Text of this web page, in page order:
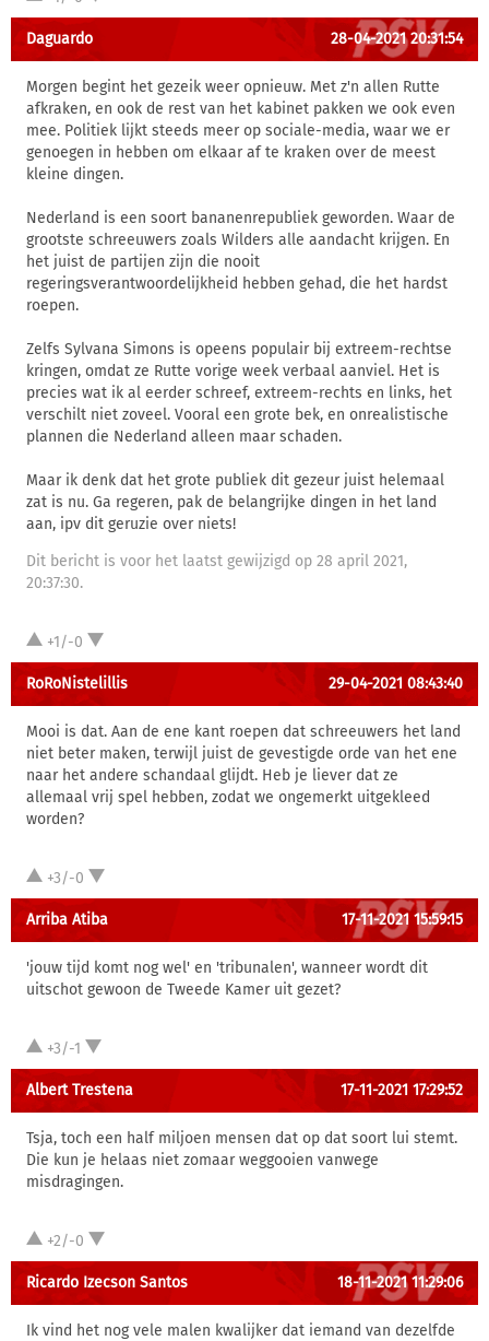
Daguardo 28-04-2021 20:31:54
Morgen begint het gezeik weer opnieuw. Met z'n allen Rutte
afkraken, en ook de rest van het kabinet pakken we ook even
mee. Politiek lijkt steeds meer op sociale-media, waar we er
genoegen in hebben om elkaar af te kraken over de meest
kleine dingen.
Nederland is een soort bananenrepubliek geworden. Waar de
grootste schreeuwers zoals Wilders alle aandacht krijgen. En
het juist de partijen zijn die nooit
regeringsverantwoordelijkheid hebben gehad, die het hardst
roepen.
Zelfs Sylvana Simons is opeens populair bij extreem-rechtse
kringen, omdat ze Rutte vorige week verbaal aanviel. Het is
precies wat ik al eerder schreef, extreem-rechts en links, het
verschilt niet zoveel. Vooral een grote bek, en onrealistische
plannen die Nederland alleen maar schaden.
Maar ik denk dat het grote publiek dit gezeur juist helemaal
zat is nu. Ga regeren, pak de belangrijke dingen in het land
aan, ipv dit geruzie over niets!
Dit bericht is voor het laatst gewijzigd op 28 april 2021,
20:37:30.
+1/-0
RoRoNistelillis 29-04-2021 08:43:40
Mooi is dat. Aan de ene kant roepen dat schreeuwers het land
niet beter maken, terwijl juist de gevestigde orde van het ene
naar het andere schandaal glijdt. Heb je liever dat ze
allemaal vrij spel hebben, zodat we ongemerkt uitgekleed
worden?
+3/-0
Arriba Atiba 17-11-2021 15:59:15
'jouw tijd komt nog wel' en 'tribunalen', wanneer wordt dit
uitschot gewoon de Tweede Kamer uit gezet?
+3/-1
Albert Trestena 17-11-2021 17:29:52
Tsja, toch een half miljoen mensen dat op dat soort lui stemt.
Die kun je helaas niet zomaar weggooien vanwege
misdragingen.
+2/-0
Ricardo Izecson Santos 18-11-2021 11:29:06
Ik vind het nog vele malen kwalijker dat iemand van dezelfde